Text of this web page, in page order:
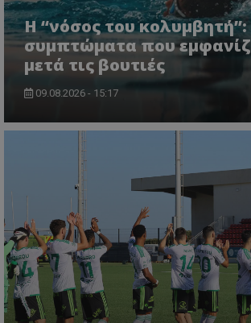
Η “νόσος του
συμπτώματα που
μετά τις βουτιές
09.08.2026 - 15:17